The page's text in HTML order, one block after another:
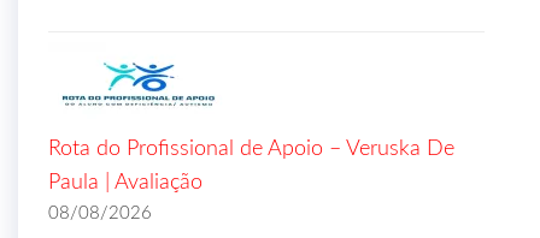
Rota do Profissional de Apoio – Veruska De
Paula | Avaliação
08/08/2026